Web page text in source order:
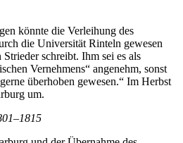
könnte die Verleihung des
die Universität Rinteln gewesen
schreibt. Ihm sei es als
Vernehmens“ angenehm, sonst
überhoben gewesen.“ Im Herbst
um.